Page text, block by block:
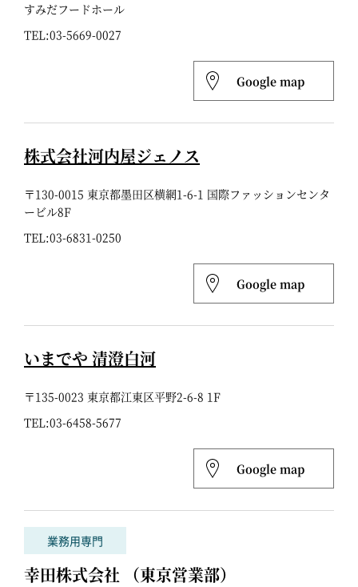
すみだフードホール
TEL:03-5669-0027
Google map
株式会社河内屋ジェノス
〒130-0015 東京都墨田区横網1-6-1 国際ファッションセンタ
ービル8F
TEL:03-6831-0250
Google map
いまでや 清澄白河
〒135-0023 東京都江東区平野2-6-8 1F
TEL:03-6458-5677
Google map
業務用専門
幸田株式会社 （東京営業部）